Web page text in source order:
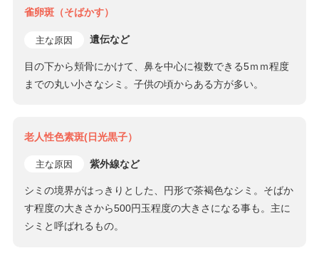
雀卵斑（そばかす）
主な原因 遺伝など
目の下から頬骨にかけて、鼻を中心に複数できる5ｍｍ程度
までの丸い小さなシミ。子供の頃からある方が多い。
老人性色素斑(日光黒子）
主な原因 紫外線など
シミの境界がはっきりとした、円形で茶褐色なシミ。そばか
す程度の大きさから500円玉程度の大きさになる事も。主に
シミと呼ばれるもの。